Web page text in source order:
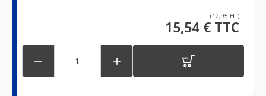
(12,95 HT)
15,54 € TTC
 